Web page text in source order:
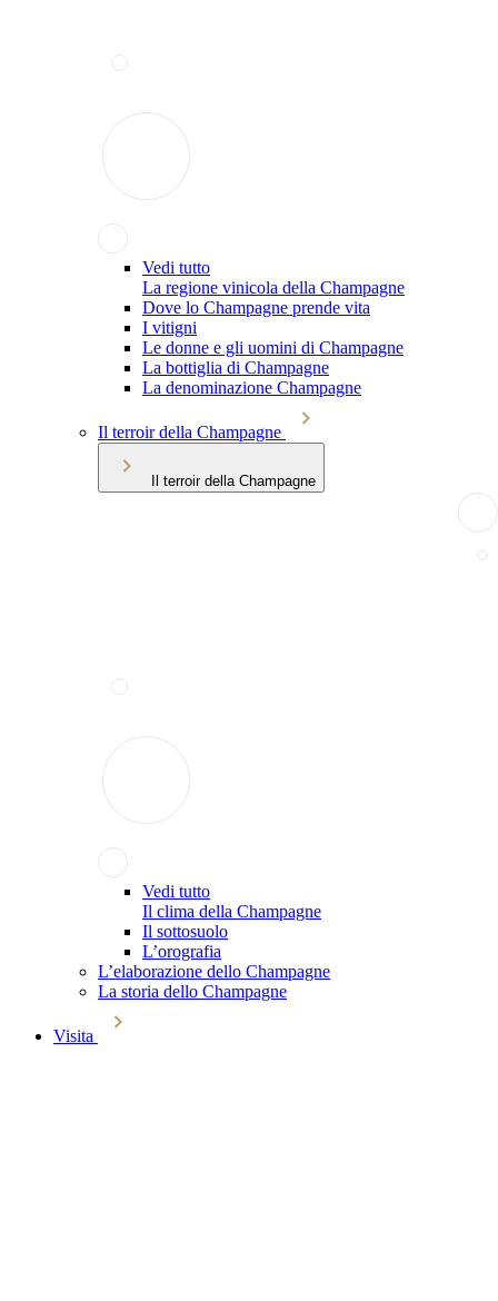
Vedi tutto
La regione vinicola della Champagne
Dove lo Champagne prende vita
I vitigni
Le donne e gli uomini di Champagne
La bottiglia di Champagne
La denominazione Champagne
Il terroir della Champagne
Il terroir della Champagne
Vedi tutto
Il clima della Champagne
Il sottosuolo
L’orografia
L’elaborazione dello Champagne
La storia dello Champagne
Visita